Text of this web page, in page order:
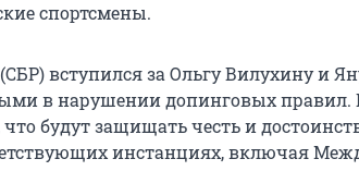
спортсмены.
вступился за Ольгу Вилухину и
в нарушении допинговых правил.
будут защищать честь и
инстанциях, включая